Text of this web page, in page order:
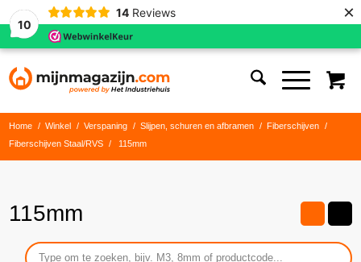
10
14 Reviews ×
Home / Winkel / Verspaning / Slijpen, schuren en afbramen / Fiberschijven
/
Fiberschijven Staal/RVS
/ 115mm
115mm